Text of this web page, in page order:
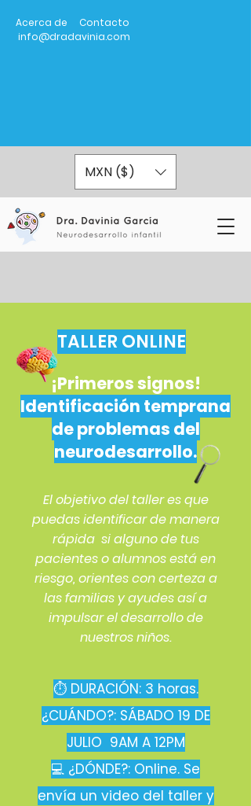
Acerca de
Contacto
info@dradavinia.com
MXN ($)
TALLER ONLINE
¡Primeros signos!
Identificación temprana
de problemas del
neurodesarrollo.
El objetivo del taller es que
puedas identificar de manera
rápida si alguno de tus
pacientes o alumnos está en
riesgo, orientes con certeza a
las familias y ayudes así a
impulsar el desarrollo de
nuestros niños.
⏱ DURACIÓN: 3 horas.
¿CUÁNDO?: SÁBADO 19 DE
JULIO 9AM A 12PM
​​💻 ¿DÓNDE?: Online. Se
envía un video del taller y